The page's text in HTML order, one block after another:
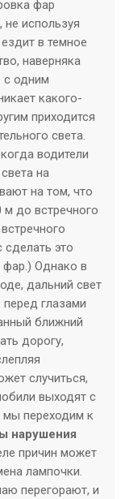
фар
не используя
в темное
наверняка
с одним
какого-
приходится
света.
водители
на
на том, что
м до встречного
сделать это
фар.) Однако в
дальний свет
глазами
ближний
дорогу,
случиться,
выходят с
мы переходим к
нарушения
причин может
лампочки.
перегорают, и